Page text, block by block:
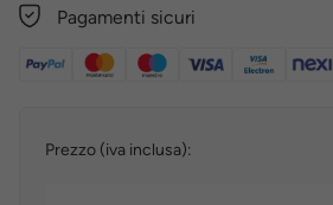
Pagamenti sicuri
Prezzo (iva inclusa):